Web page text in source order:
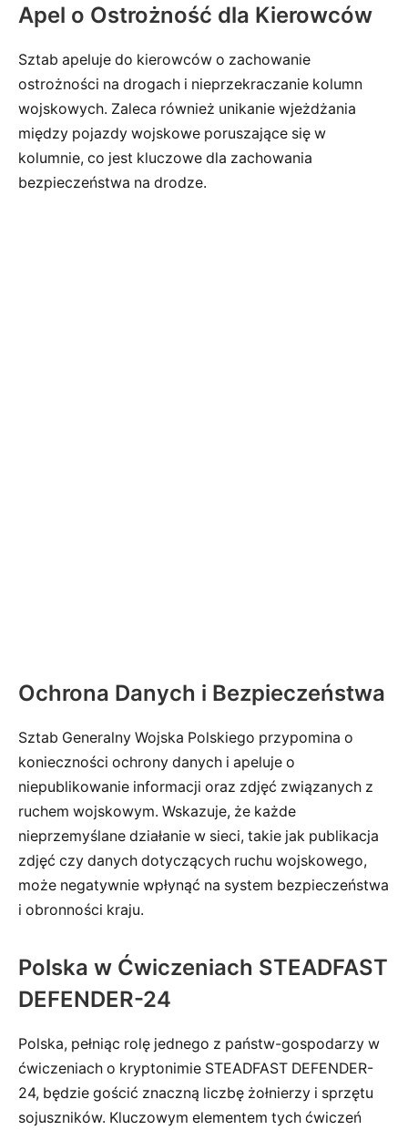
Apel o Ostrożność dla Kierowców
Sztab apeluje do kierowców o zachowanie
ostrożności na drogach i nieprzekraczanie kolumn
wojskowych. Zaleca również unikanie wjeżdżania
między pojazdy wojskowe poruszające się w
kolumnie, co jest kluczowe dla zachowania
bezpieczeństwa na drodze.
Ochrona Danych i Bezpieczeństwa
Sztab Generalny Wojska Polskiego przypomina o
konieczności ochrony danych i apeluje o
niepublikowanie informacji oraz zdjęć związanych z
ruchem wojskowym. Wskazuje, że każde
nieprzemyślane działanie w sieci, takie jak publikacja
zdjęć czy danych dotyczących ruchu wojskowego,
może negatywnie wpłynąć na system bezpieczeństwa
i obronności kraju.
Polska w Ćwiczeniach STEADFAST
DEFENDER-24
Polska, pełniąc rolę jednego z państw-gospodarzy w
ćwiczeniach o kryptonimie STEADFAST DEFENDER-
24, będzie gościć znaczną liczbę żołnierzy i sprzętu
sojuszników. Kluczowym elementem tych ćwiczeń